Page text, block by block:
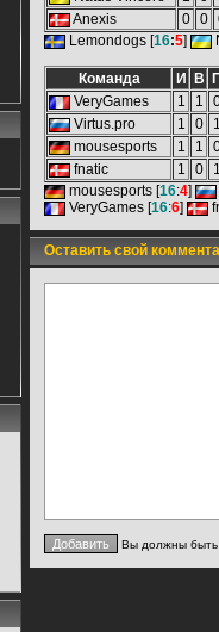
Anexis
0 0
Lemondogs [16:5]
Команда И В
VeryGames
1 1
Virtus.pro
1 0
mousesports
1 1
fnatic
1 0
mousesports [16:4]
VeryGames [16:6]
Оставить свой
Вы должны